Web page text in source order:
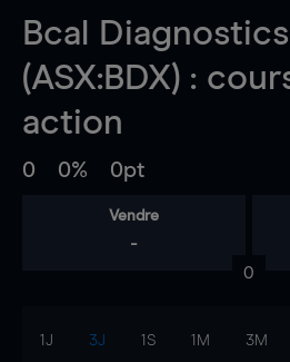
Bcal
(ASX:BDX) :
action
0 0% 0pt
Vendre
-
0
1J 3J 1S 1M 3M